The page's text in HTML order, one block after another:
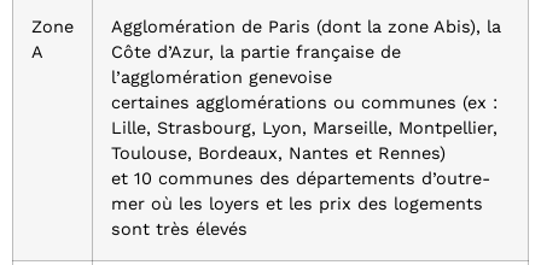
Zone
A
Agglomération de Paris (dont la zone Abis), la
Côte d’Azur, la partie française de
l’agglomération genevoise
certaines agglomérations ou communes (ex :
Lille, Strasbourg, Lyon, Marseille, Montpellier,
Toulouse, Bordeaux, Nantes et Rennes)
et 10 communes des départements d’outre-
mer où les loyers et les prix des logements
sont très élevés